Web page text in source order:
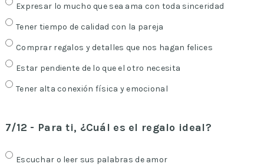
Expresar lo mucho que sea ama con toda sinceridad
Tener tiempo de calidad con la pareja
Comprar regalos y detalles que nos hagan felices
Estar pendiente de lo que el otro necesita
Tener alta conexión física y emocional
7/12 - Para ti, ¿Cuál es el regalo ideal?
Escuchar o leer sus palabras de amor